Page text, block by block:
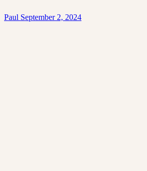
Paul September 2, 2024